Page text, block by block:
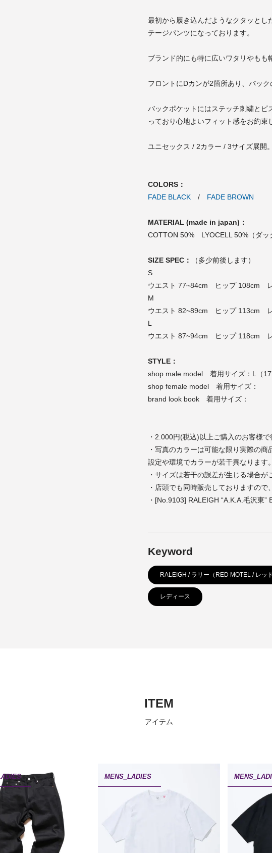
最初から履き込んだようなクタッと
テージパンツになっております。
ブランド的にも特に広いワタリやも
フロントにDカンが2箇所あり、バッ
バックポケットにはステッチ刺繍と
っており心地よいフィット感をお約束
ユニセックス / 2カラー / 3サイズ展開
COLORS：
FADE BLACK/ FADE BROWN
MATERIAL (made in japan)：
COTTON 50% LYOCELL 50%（ダッ
SIZE SPEC：
（多少前後します）
S
ウエスト 77~84cm ヒップ 108cm
M
ウエスト 82~89cm ヒップ 113cm
L
ウエスト 87~94cm ヒップ 118cm
STYLE：
shop male model 着用サイズ：L（
shop female model 着用サイズ：
brand look book 着用サイズ：
・2.000円(税込)以上ご購入のお客様
・写真のカラーは可能な限り実際の
設定や環境でカラーが若干異なります
・サイズは若干の誤差が生じる場合が
・店頭でも同時販売しておりますの
・[No.9103] RALEIGH “A.K.A.毛沢東
Keyword
RALEIGH / ラリー（RED MOTEL / レッ
レディース
ITEM
アイテム
MENS_LADIES